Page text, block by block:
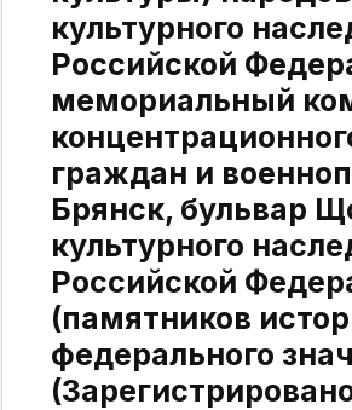
культурного
Российской
мемориальный
граждан и
Брянск, бульвар
культурного
Российской
(памятников
федерального